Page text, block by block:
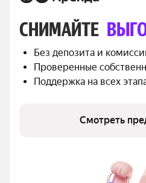
СНИМАЙТЕ
Без депозита и
Проверенные
Поддержка на всех
Смотреть